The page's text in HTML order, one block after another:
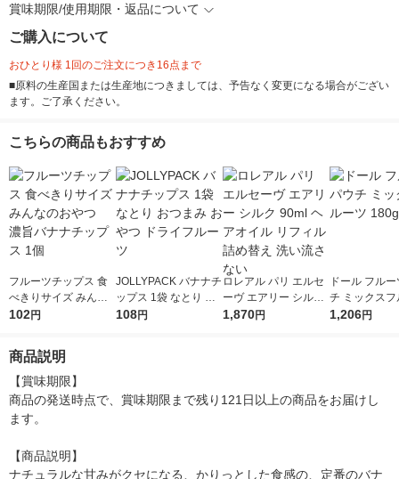
賞味期限/使用期限・返品について
ご購入について
おひとり様 1回のご注文につき16点まで
■原料の生産国または生産地につきましては、予告なく変更になる場合がござい
ます。ご了承ください。
こちらの商品もおすすめ
フルーツチップス 食
べきりサイズ みんな
のおやつ 濃旨バナナ
102円
JOLLYPACK バナナチ
ップス 1袋 なとり お
つまみ おやつ ドライ
108円
ロレアル パリ エルセ
ーヴ エアリー シルク
90ml ヘアオイル リフ
1,870円
ドール フル
チ ミックスフ
180g 6個
1,206円
商品説明
【賞味期限】
商品の発送時点で、賞味期限まで残り121日以上の商品をお届けし
ます。
【商品説明】
ナチュラルな甘みがクセになる、かりっとした食感の、定番のバナ